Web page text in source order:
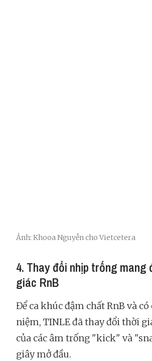
Ảnh: Khooa Nguyễn cho Vietcetera
4. Thay đổi nhịp trống mang
giác RnB
Để ca khúc đậm chất RnB và
niệm, TINLE đã thay đổi thời
của các âm trống "kick" và
giây mở đầu.